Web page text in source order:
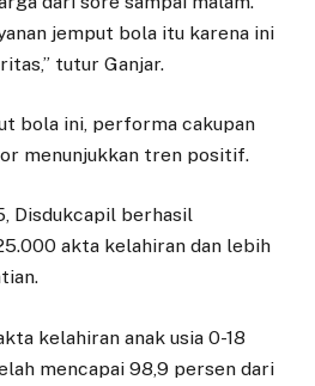
jemput bola itu karena ini
tutur Ganjar.
bola ini, performa cakupan
menunjukkan tren positif.
Disdukcapil berhasil
akta kelahiran dan lebih
kelahiran anak usia 0-18
mencapai 98,9 persen dari